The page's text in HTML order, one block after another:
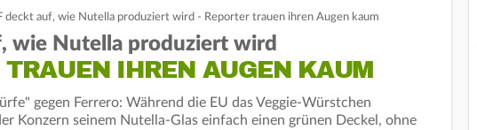
deckt auf, wie Nutella produziert wird - Reporter trauen ihren Augen kaum
wie Nutella produziert wird
TRAUEN IHREN AUGEN KAUM
gegen Ferrero: Während die EU das Veggie-Würstchen
Konzern seinem Nutella-Glas einfach einen grünen Deckel, ohne